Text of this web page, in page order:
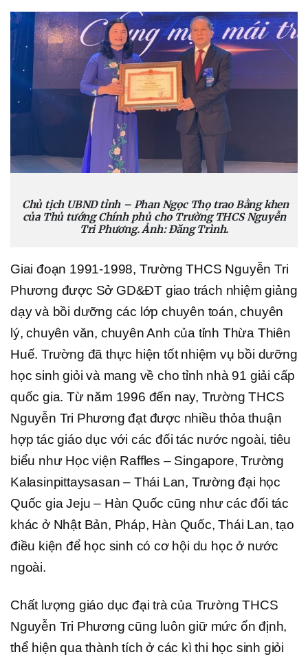
Chủ tịch UBND tỉnh – Phan Ngọc Thọ trao Bằng khen
của Thủ tướng Chính phủ cho Trường THCS Nguyễn
Tri Phương. Ảnh: Đăng Trình.
Giai đoạn 1991-1998, Trường THCS Nguyễn Tri
Phương được Sở GD&ĐT giao trách nhiệm giảng
dạy và bồi dưỡng các lớp chuyên toán, chuyên
lý, chuyên văn, chuyên Anh của tỉnh Thừa Thiên
Huế. Trường đã thực hiện tốt nhiệm vụ bồi dưỡng
học sinh giỏi và mang về cho tỉnh nhà 91 giải cấp
quốc gia. Từ năm 1996 đến nay, Trường THCS
Nguyễn Tri Phương đạt được nhiều thỏa thuận
hợp tác giáo dục với các đối tác nước ngoài, tiêu
biểu như Học viện Raffles – Singapore, Trường
Kalasinpittaysasan – Thái Lan, Trường đại học
Quốc gia Jeju – Hàn Quốc cũng như các đối tác
khác ở Nhật Bản, Pháp, Hàn Quốc, Thái Lan, tạo
điều kiện để học sinh có cơ hội du học ở nước
ngoài.
Chất lượng giáo dục đại trà của Trường THCS
Nguyễn Tri Phương cũng luôn giữ mức ổn định,
thể hiện qua thành tích ở các kì thi học sinh giỏi